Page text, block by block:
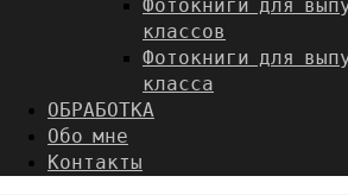
Фотокниги для
классов
Фотокниги для
класса
ОБРАБОТКА
Обо мне
Контакты